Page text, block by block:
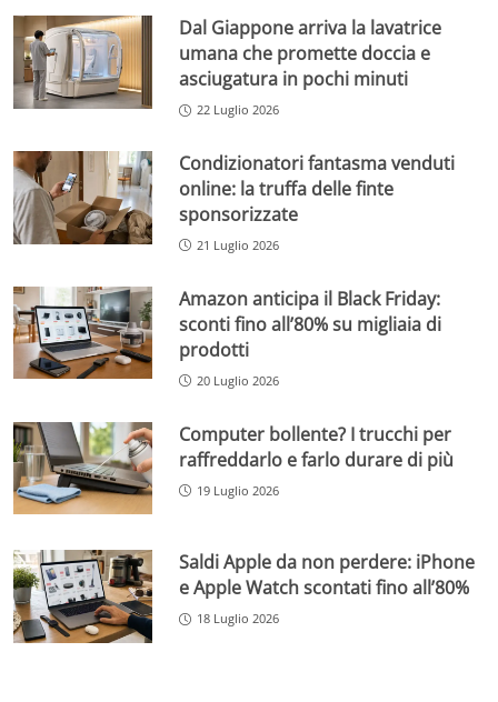
Dal Giappone arriva la lavatrice
umana che promette doccia e
asciugatura in pochi minuti
22 Luglio 2026
Condizionatori fantasma venduti
online: la truffa delle finte
sponsorizzate
21 Luglio 2026
Amazon anticipa il Black Friday:
sconti fino all’80% su migliaia di
prodotti
20 Luglio 2026
Computer bollente? I trucchi per
raffreddarlo e farlo durare di più
19 Luglio 2026
Saldi Apple da non perdere: iPhone
e Apple Watch scontati fino all’80%
18 Luglio 2026